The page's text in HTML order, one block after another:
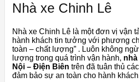
Nhà xe Chinh Lê
Nhà xe Chinh Lê là một đơn vị vận
hành khách tin tưởng với phương
toàn – chất lượng” . Luôn không
lượng trong quá trình vận hành,
Nội – Điện Biên trên đã tuân thủ
đảm bảo sự an toàn cho hành